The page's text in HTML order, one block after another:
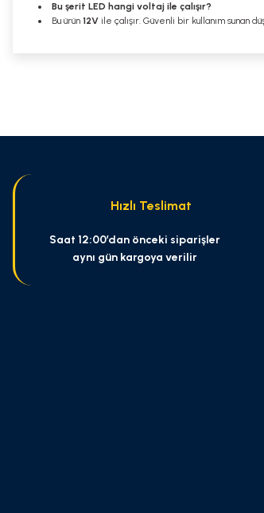
Bu şerit LED hangi voltaj ile çalışır?
Bu ürün 12V ile çalışır. Güvenli bir kullanım
Ürün açıklamasında eksik bilgiler bulunuyor.
Bu ürüne benzer farklı alternatifler olmalı.
Hızlı Teslimat
Saat 12:00’dan önceki siparişler
aynı gün kargoya verilir